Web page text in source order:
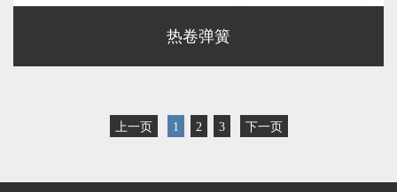
热卷弹簧
上一页 1 2 3 下一页